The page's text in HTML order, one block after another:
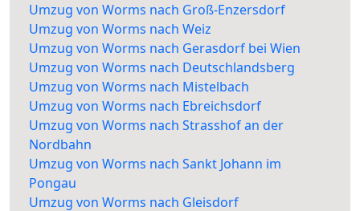
Umzug von Worms nach Groß-Enzersdorf
Umzug von Worms nach Weiz
Umzug von Worms nach Gerasdorf bei Wien
Umzug von Worms nach Deutschlandsberg
Umzug von Worms nach Mistelbach
Umzug von Worms nach Ebreichsdorf
Umzug von Worms nach Strasshof an der
Nordbahn
Umzug von Worms nach Sankt Johann im
Pongau
Umzug von Worms nach Gleisdorf